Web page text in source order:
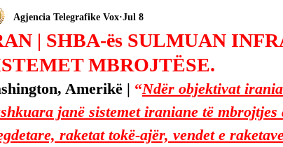
| SHBA-ës SULMUAN
MBROJTËSE.
Agjencia Telegrafike Vox Jul 8
Amerikë | “Ndër objektivat
janë sistemet iraniane të
raketat tokë-ajër, vendet e